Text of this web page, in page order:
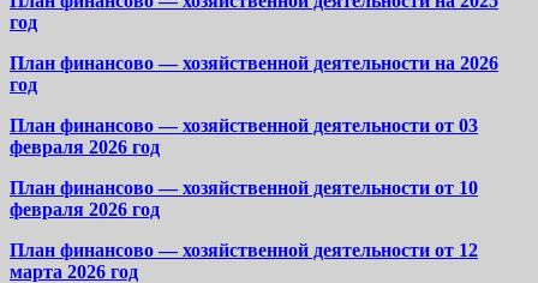
год
План финансово — хозяйственной деятельности на 2026
год
План финансово — хозяйственной деятельности от 03
февраля 2026 год
План финансово — хозяйственной деятельности от 10
февраля 2026 год
План финансово — хозяйственной деятельности от 12
марта 2026 год